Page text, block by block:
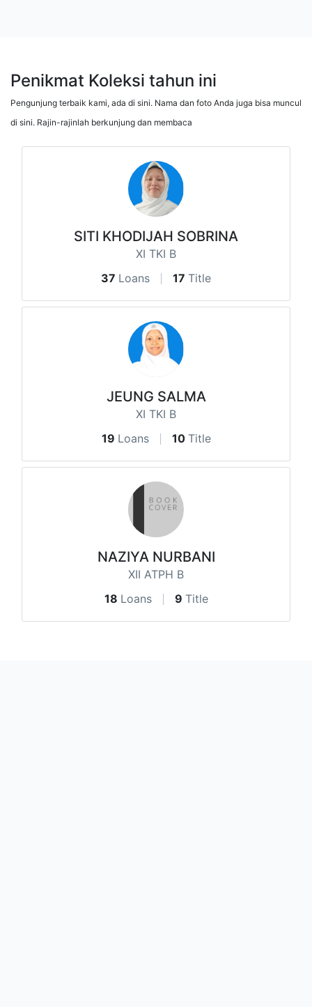
Penikmat Koleksi tahun ini
Pengunjung terbaik kami, ada di sini. Nama dan foto Anda juga bisa muncul
di sini. Rajin-rajinlah berkunjung dan membaca
SITI KHODIJAH SOBRINA
XI TKI B
37 Loans 17 Title
JEUNG SALMA
XI TKI B
19 Loans 10 Title
NAZIYA NURBANI
XII ATPH B
18 Loans 9 Title